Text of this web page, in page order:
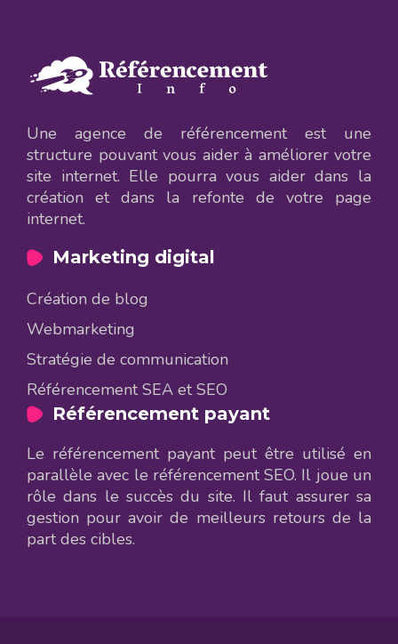
Une agence de référencement est une
structure pouvant vous aider à améliorer votre
site internet. Elle pourra vous aider dans la
création et dans la refonte de votre page
internet.
Marketing digital
Création de blog
Webmarketing
Stratégie de communication
Référencement SEA et SEO
Référencement payant
Le référencement payant peut être utilisé en
parallèle avec le référencement SEO. Il joue un
rôle dans le succès du site. Il faut assurer sa
gestion pour avoir de meilleurs retours de la
part des cibles.